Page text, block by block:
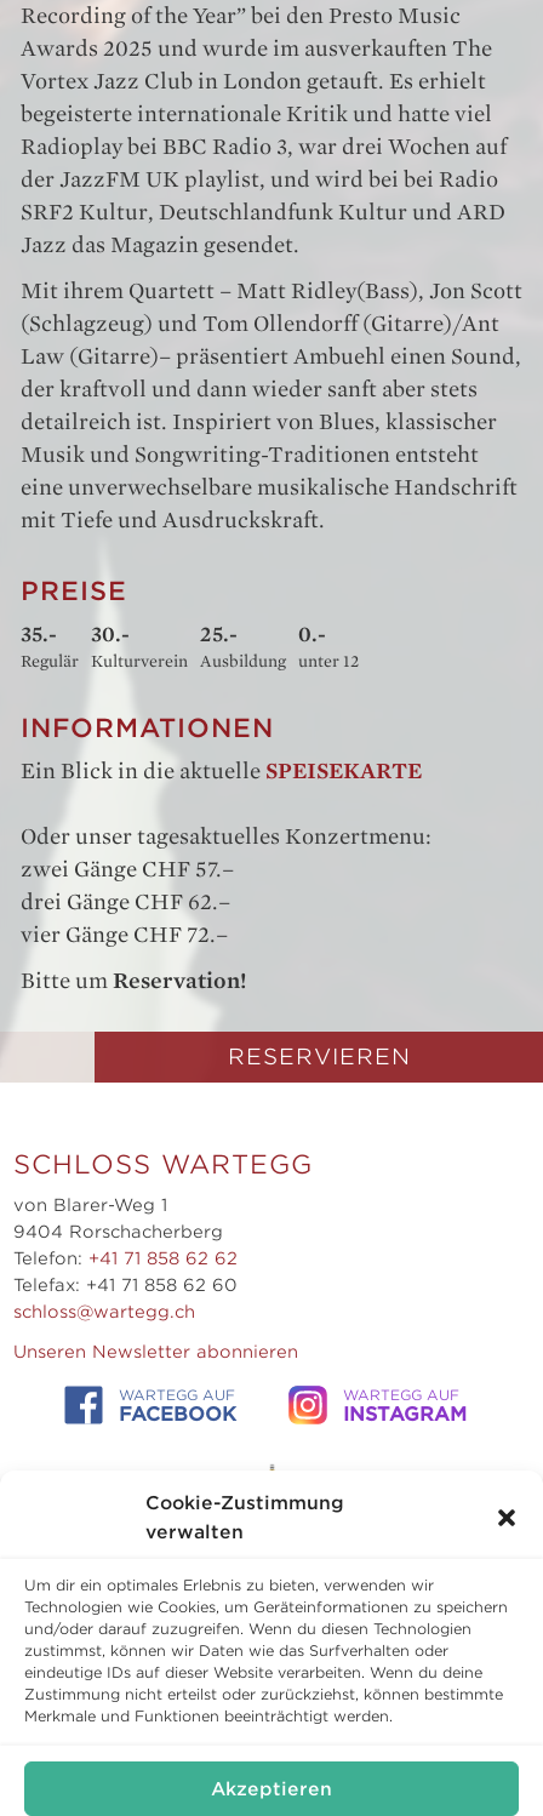
Cookie-Zustimmung
verwalten
Um dir ein optimales Erlebnis zu bieten, verwenden wir
Technologien wie Cookies, um Geräteinformationen zu speichern
und/oder darauf zuzugreifen. Wenn du diesen Technologien
zustimmst, können wir Daten wie das Surfverhalten oder
eindeutige IDs auf dieser Website verarbeiten. Wenn du deine
Zustimmung nicht erteilst oder zurückziehst, können bestimmte
Merkmale und Funktionen beeinträchtigt werden.
Akzeptieren
Recording of the Year” bei den Presto Music
Awards 2025 und wurde im ausverkauften The
Vortex Jazz Club in London getauft. Es erhielt
begeisterte internationale Kritik und hatte viel
Radioplay bei BBC Radio 3, war drei Wochen auf
der JazzFM UK playlist, und wird bei bei Radio
SRF2 Kultur, Deutschlandfunk Kultur und ARD
Jazz das Magazin gesendet.
Mit ihrem Quartett – Matt Ridley(Bass), Jon Scott
(Schlagzeug) und Tom Ollendorff (Gitarre)/Ant
Law (Gitarre)– präsentiert Ambuehl einen Sound,
der kraftvoll und dann wieder sanft aber stets
detailreich ist. Inspiriert von Blues, klassischer
Musik und Songwriting-Traditionen entsteht
eine unverwechselbare musikalische Handschrift
mit Tiefe und Ausdruckskraft.
PREISE
35.-
Regulär
30.-
Kulturverein
25.-
Ausbildung
0.-
unter 12
INFORMATIONEN
Ein Blick in die aktuelle SPEISEKARTE
Oder unser tagesaktuelles Konzertmenu:
zwei Gänge CHF 57.–
drei Gänge CHF 62.–
vier Gänge CHF 72.–
Bitte um Reservation!
RESERVIEREN
SCHLOSS WARTEGG
von Blarer-Weg 1
9404 Rorschacherberg
Telefon: +41 71 858 62 62
Telefax: +41 71 858 62 60
schloss@wartegg.ch
Unseren Newsletter abonnieren
WARTEGG AUF
FACEBOOK
WARTEGG AUF
INSTAGRAM
Copyright © 2026 Schloss Wartegg Betriebs AG
Impressum